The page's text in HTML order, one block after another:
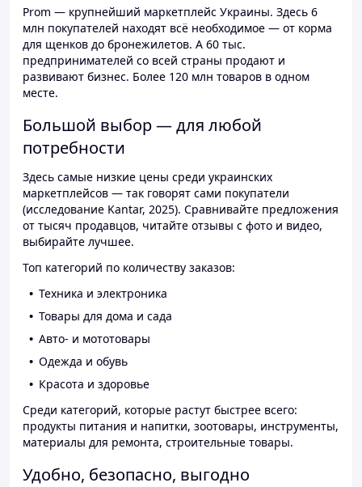
Prom — крупнейший маркетплейс Украины. Здесь 6
млн покупателей находят всё необходимое — от корма
для щенков до бронежилетов. А 60 тыс.
предпринимателей со всей страны продают и
развивают бизнес. Более 120 млн товаров в одном
месте.
Большой выбор — для любой
потребности
Здесь самые низкие цены среди украинских
маркетплейсов — так говорят сами покупатели
(исследование Kantar, 2025). Сравнивайте предложения
от тысяч продавцов, читайте отзывы с фото и видео,
выбирайте лучшее.
Топ категорий по количеству заказов:
Техника и электроника
Товары для дома и сада
Авто- и мототовары
Одежда и обувь
Красота и здоровье
Среди категорий, которые растут быстрее всего:
продукты питания и напитки, зоотовары, инструменты,
материалы для ремонта, строительные товары.
Удобно, безопасно, выгодно